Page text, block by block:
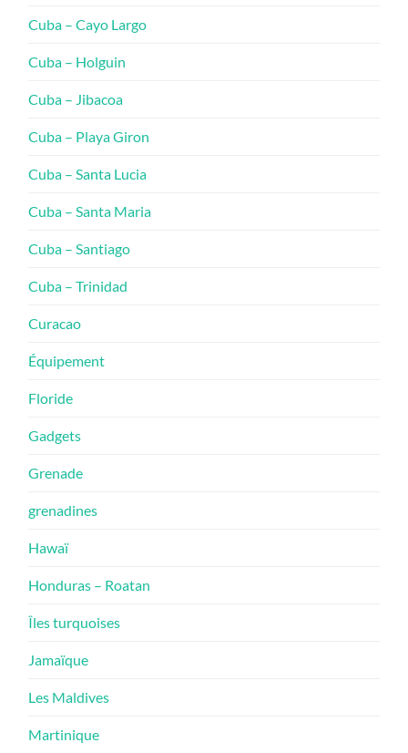
Cuba – Cayo Largo
Cuba – Holguin
Cuba – Jibacoa
Cuba – Playa Giron
Cuba – Santa Lucia
Cuba – Santa Maria
Cuba – Santiago
Cuba – Trinidad
Curacao
Équipement
Floride
Gadgets
Grenade
grenadines
Hawaï
Honduras – Roatan
Îles turquoises
Jamaïque
Les Maldives
Martinique